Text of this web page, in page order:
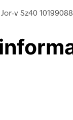
v Sz40